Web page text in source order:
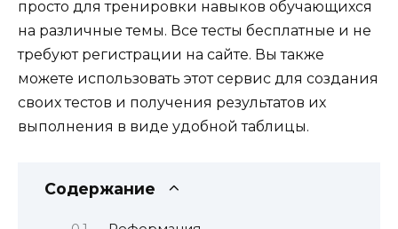
просто для тренировки навыков обучающихся
на различные темы. Все тесты бесплатные и не
требуют регистрации на сайте. Вы также
можете использовать этот сервис для создания
своих тестов и получения результатов их
выполнения в виде удобной таблицы.
Содержание